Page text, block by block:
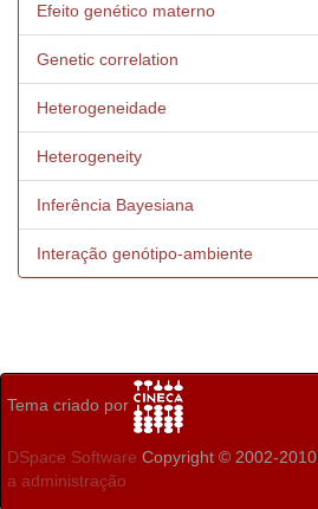
Efeito genético materno
Genetic correlation
Heterogeneidade
Heterogeneity
Inferência Bayesiana
Interação genótipo-ambiente
Tema criado por
DSpace Software Copyright © 2002-2010
a administração